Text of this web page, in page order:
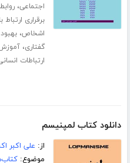
اجتماعی،
برقراری ارتباط
اشخاص،
گفتاری،
ارتباطات
دانلود کتاب لمپنیسم
از: علی اکبر
موضوع: